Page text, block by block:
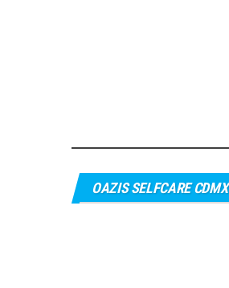
OAZIS SELFCARE CDMX